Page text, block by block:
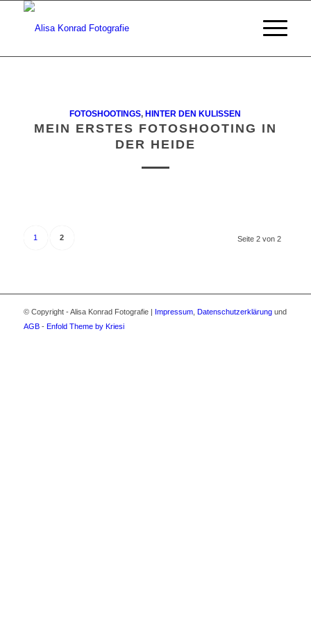
FOTOSHOOTINGS,HINTER DEN KULISSEN
MEIN ERSTES FOTOSHOOTING IN
DER HEIDE
Seite 2 von 2
1 2
© Copyright - Alisa Konrad Fotografie | Impressum, Datenschutzerklärungund
AGB- Enfold Theme by Kriesi